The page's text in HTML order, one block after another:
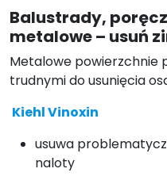
Balustrady,
metalowe – usuń
Metalowe powierzchnie
trudnymi do usunięcia
Kiehl Vinoxin
usuwa
naloty